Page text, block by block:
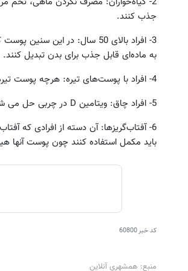
جذب کنند.
به ماده‌ای قابل جذب برای بدن تبدیل کنند.
4- افراد با پوست‌های تیره: هرچه پوست تیره‌تر باشد، ویتامین D کمتری می‌سازد.
5- افراد چاق: ویتامین D در چربی حل می شود به همین دلیل میزان آن در بدن افراد چاق کم است.
6- آفتاب‌گریزها: آن دسته از افرادی که
باید مکمل استفاده کنند چون پوست آنها
کد خبر60800
منبع: همشهری آنلاین
جای بخیه داری؟؟ فقط در 3 هفته ترمیمش
کن!😍
کلیک کن!